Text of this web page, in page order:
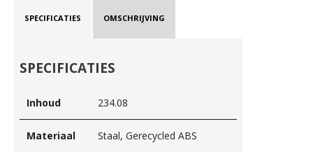
SPECIFICATIES OMSCHRIJVING
SPECIFICATIES
Inhoud 234.08
Materiaal Staal, Gerecycled ABS